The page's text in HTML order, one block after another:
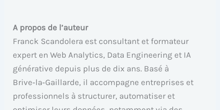
A propos de l’auteur
Franck Scandolera est consultant et formateur
expert en Web Analytics, Data Engineering et IA
générative depuis plus de dix ans. Basé à
Brive‑la‑Gaillarde, il accompagne entreprises et
professionnels à structurer, automatiser et